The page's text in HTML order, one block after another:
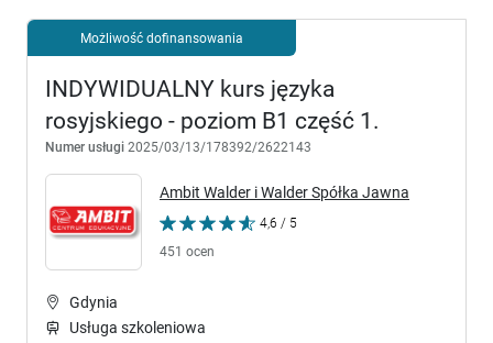
Możliwość dofinansowania
INDYWIDUALNY kurs języka
rosyjskiego - poziom B1 część 1.
Numer usługi 2025/03/13/178392/2622143
Ambit Walder i Walder Spółka Jawna
4,6 / 5
451 ocen
Gdynia
Usługa szkoleniowa